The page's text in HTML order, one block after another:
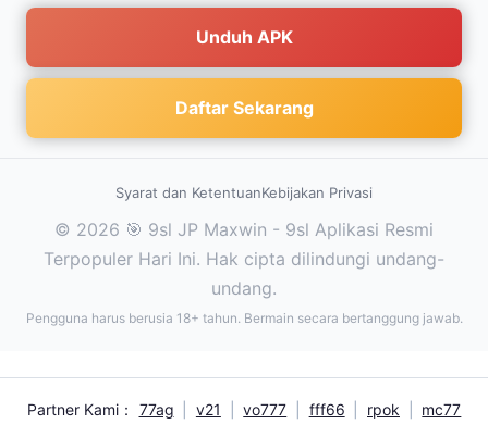
Unduh APK
Daftar Sekarang
Syarat dan KetentuanKebijakan Privasi
© 2026 🎯 9sl JP Maxwin - 9sl Aplikasi Resmi
Terpopuler Hari Ini. Hak cipta dilindungi undang-
undang.
Pengguna harus berusia 18+ tahun. Bermain secara bertanggung jawab.
Partner Kami： 77ag v21 vo777 fff66 rpok mc77